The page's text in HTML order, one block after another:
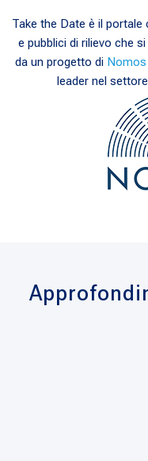
Take the Date è il
e pubblici di rilievo che
da un progetto di Nomos
leader nel